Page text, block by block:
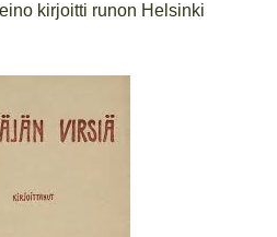
kirjoitti runon Helsinki